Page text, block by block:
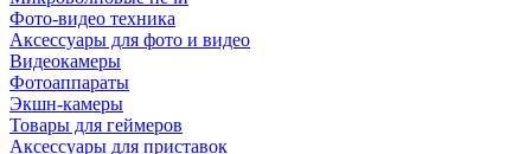
Фото-видео техника
Аксессуары для фото и видео
Видеокамеры
Фотоаппараты
Экшн-камеры
Товары для геймеров
Аксессуары для приставок